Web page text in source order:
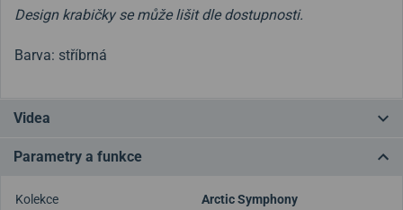
Design krabičky se může lišit dle dostupnosti.
Barva: stříbrná
Videa
Parametry a funkce
Kolekce
Arctic Symphony